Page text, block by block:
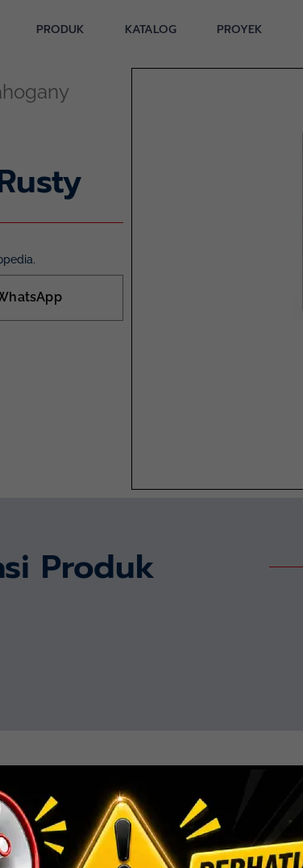
PRODUK KATALOG PROYEK
Produk